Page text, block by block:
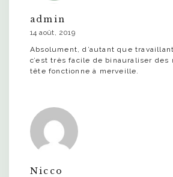
admin
14 août, 2019
Absolument, d’autant que
c’est très facile de binauraliser des
tête fonctionne à merveille.
Nicco